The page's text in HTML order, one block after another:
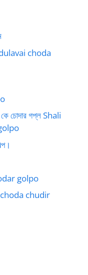
dulavai choda
কে চোদার গপ্ল Shali
golpo
choda chudir